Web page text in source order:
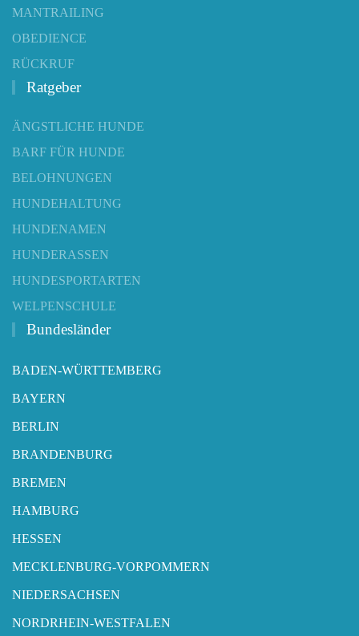
MANTRAILING
OBEDIENCE
RÜCKRUF
Ratgeber
ÄNGSTLICHE HUNDE
BARF FÜR HUNDE
BELOHNUNGEN
HUNDEHALTUNG
HUNDENAMEN
HUNDERASSEN
HUNDESPORTARTEN
WELPENSCHULE
Bundesländer
BADEN-WÜRTTEMBERG
BAYERN
BERLIN
BRANDENBURG
BREMEN
HAMBURG
HESSEN
MECKLENBURG-VORPOMMERN
NIEDERSACHSEN
NORDRHEIN-WESTFALEN